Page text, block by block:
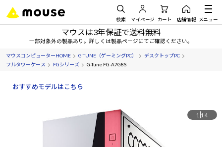
検索 マイページ カート 店舗情報 メニュー
マウスは3年保証で送料無料
一部対象外の製品あり。詳しくは製品ページにてご確認ください。
マウスコンピューターHOME G TUNE（ゲーミングPC）
デスクトップPC
フルタワーケース
FGシリーズ G-Tune FG-A7G8S
おすすめモデルはこちら
1 14